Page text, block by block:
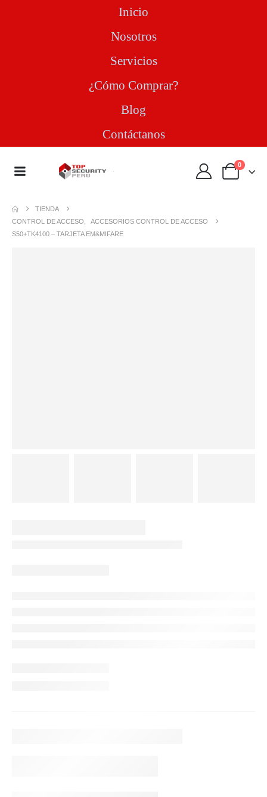
Inicio
Nosotros
Servicios
¿Cómo Comprar?
Blog
Contáctanos
0
TIENDA
CONTROL DE ACCESO
ACCESORIOS CONTROL DE ACCESO
S50+TK4100 – TARJETA EM&MIFARE